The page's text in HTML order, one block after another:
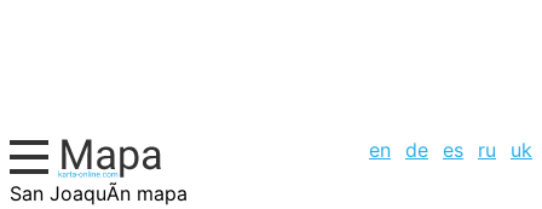
en de es ru
uk
San JoaquÃ­n mapa